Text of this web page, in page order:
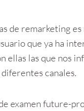
de remarketing
que ya ha
ellas las que nos
canales.
examen future-